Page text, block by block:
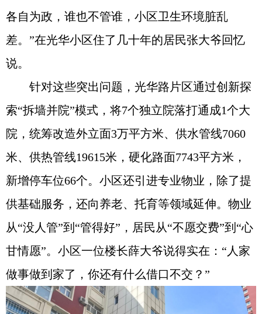
各自为政，谁也不管谁，小区卫生环境脏乱
差。”在光华小区住了几十年的居民张大爷回忆
说。
针对这些突出问题，光华路片区通过创新探
索“拆墙并院”模式，将7个独立院落打通成1个大
院，统筹改造外立面3万平方米、供水管线7060
米、供热管线19615米，硬化路面7743平方米，
新增停车位66个。小区还引进专业物业，除了提
供基础服务，还向养老、托育等领域延伸。物业
从“没人管”到“管得好”，居民从“不愿交费”到“心
甘情愿”。小区一位楼长薛大爷说得实在：“人家
做事做到家了，你还有什么借口不交？”